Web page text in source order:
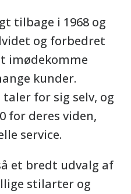
tilbage i 1968 og
og forbedret
imødekomme
kunder.
for sig selv, og
for deres viden,
service.
et bredt udvalg af
stilarter og